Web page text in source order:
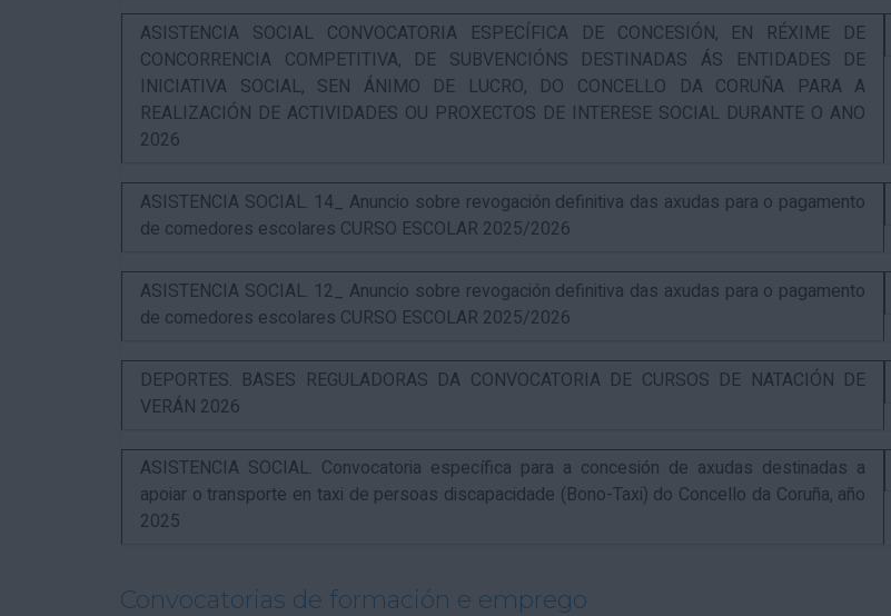
ASISTENCIA SOCIAL CONVOCATORIA ESPECÍFICA DE CONCESIÓN, EN RÉXIME DE
CONCORRENCIA COMPETITIVA, DE SUBVENCIÓNS DESTINADAS ÁS ENTIDADES DE
INICIATIVA SOCIAL, SEN ÁNIMO DE LUCRO, DO CONCELLO DA CORUÑA PARA A
REALIZACIÓN DE ACTIVIDADES OU PROXECTOS DE INTERESE SOCIAL DURANTE O ANO
2026
ASISTENCIA SOCIAL. 14_ Anuncio sobre revogación definitiva das axudas para o pagamento
de comedores escolares CURSO ESCOLAR 2025/2026
ASISTENCIA SOCIAL. 12_ Anuncio sobre revogación definitiva das axudas para o pagamento
de comedores escolares CURSO ESCOLAR 2025/2026
DEPORTES. BASES REGULADORAS DA CONVOCATORIA DE CURSOS DE NATACIÓN DE
VERÁN 2026
ASISTENCIA SOCIAL. Convocatoria específica para a concesión de axudas destinadas a
apoiar o transporte en taxi de persoas discapacidade (Bono-Taxi) do Concello da Coruña, año
2025
Convocatorias de formación e emprego